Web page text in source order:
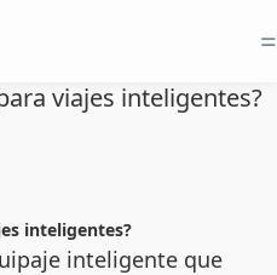
=
viajes inteligentes?
inteligentes?
inteligente que